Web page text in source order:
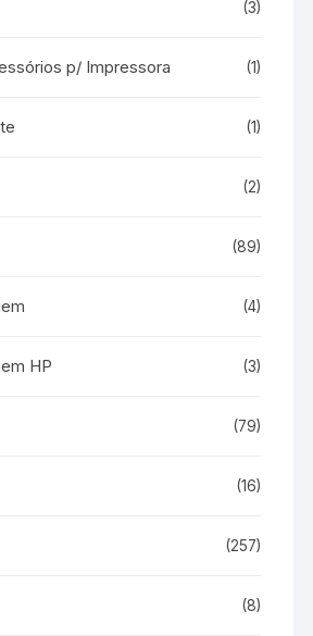
(3)
p/ Impressora (1)
(1)
(2)
(89)
(4)
HP (3)
(79)
(16)
(257)
(8)